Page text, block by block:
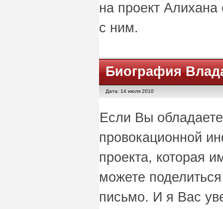
на проект Алихана
с ним.
Биография
Дата: 14 июля 2010
Если Вы
провокационной
проекта, которая
можете
письмо. И я Вас